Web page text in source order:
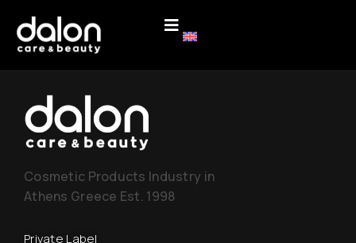
Cosmetic Products Industry in
Athens Greece Est. 1998
Private Label